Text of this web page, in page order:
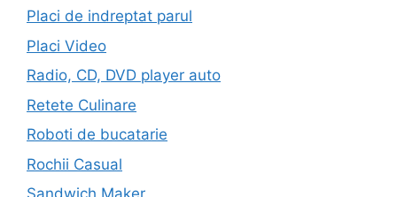
Placi de indreptat parul
Placi Video
Radio, CD, DVD player auto
Retete Culinare
Roboti de bucatarie
Rochii Casual